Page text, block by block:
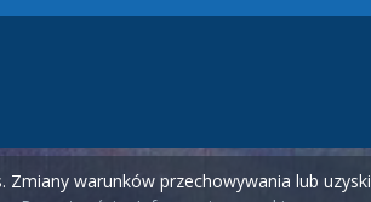
warunków przechowywania lub